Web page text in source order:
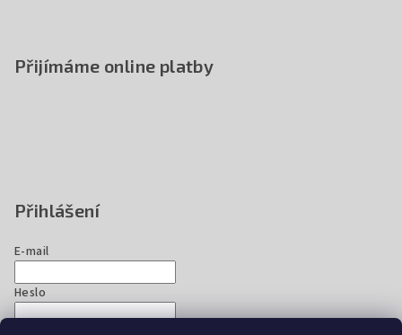
Přijímáme online platby
Přihlášení
E-mail
Heslo